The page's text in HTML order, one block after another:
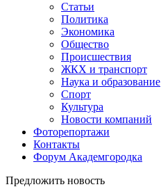
Статьи
Политика
Экономика
Общество
Происшествия
ЖКХ и транспорт
Наука и образование
Спорт
Культура
Новости компаний
Фоторепортажи
Контакты
Форум Академгородка
Предложить новость